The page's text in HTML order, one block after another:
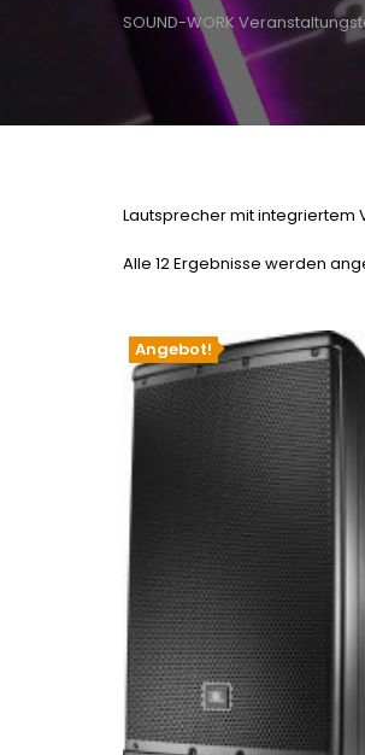
SOUND-WORK
Lautsprecher mit integriertem
Alle 12 Ergebnisse werden
Angebot!